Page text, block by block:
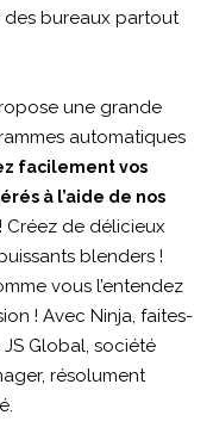
des bureaux partout
une grande
automatiques
facilement vos
à l’aide de nos
Créez de délicieux
blenders !
vous l’entendez
! Avec Ninja, faites-
Global, société
résolument